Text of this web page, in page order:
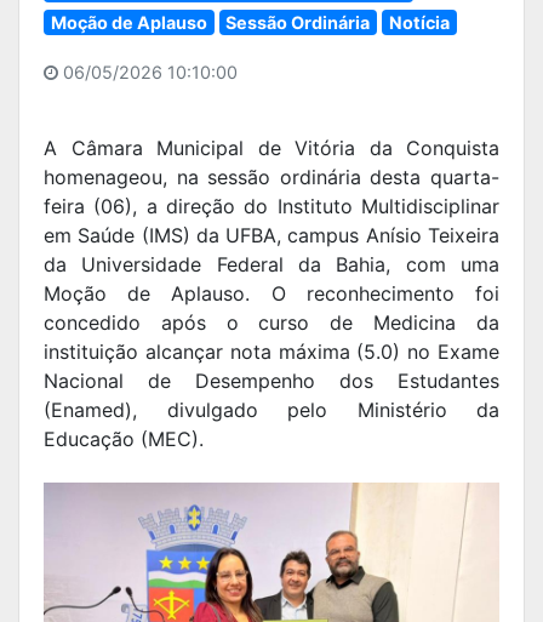
Moção de Aplauso
Sessão Ordinária Notícia
06/05/2026 10:10:00
A Câmara Municipal de Vitória da Conquista
homenageou, na sessão ordinária desta quarta-
feira (06), a direção do Instituto Multidisciplinar
em Saúde (IMS) da UFBA, campus Anísio Teixeira
da Universidade Federal da Bahia, com uma
Moção de Aplauso. O reconhecimento foi
concedido após o curso de Medicina da
instituição alcançar nota máxima (5.0) no Exame
Nacional de Desempenho dos Estudantes
(Enamed), divulgado pelo Ministério da
Educação (MEC).